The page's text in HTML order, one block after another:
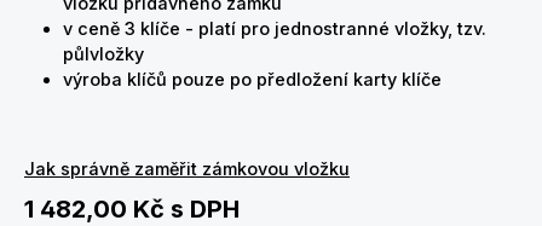
v ceně 3 klíče - platí pro jednostranné vložky, tzv.
půlvložky
výroba klíčů pouze po předložení karty klíče
Jak správně zaměřit zámkovou vložku
1 482,00 Kč s DPH